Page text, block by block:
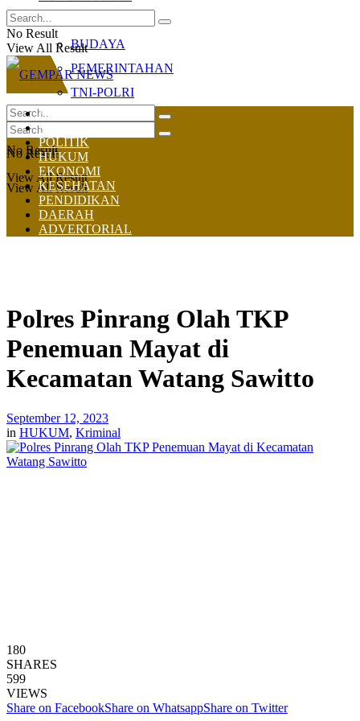
BUDAYA
PEMERINTAHAN
TNI-POLRI
No Result
View All Result
No Result
View All Result
No Result
View All Result
HOME
NASIONAL
POLITIK
HUKUM
EKONOMI
KESEHATAN
PENDIDIKAN
DAERAH
ADVERTORIAL
Polres Pinrang Olah TKP
Penemuan Mayat di
Kecamatan Watang Sawitto
September 12, 2023
in HUKUM, Kriminal
180
SHARES
599
VIEWS
Share on FacebookShare on WhatsappShare on Twitter